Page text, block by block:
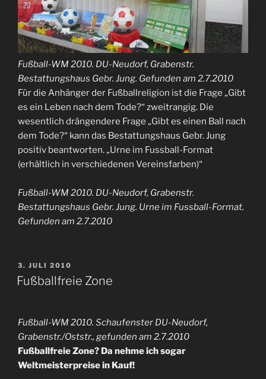
Fußball-WM 2010. DU-Neudorf, Grabenstr.
Bestattungshaus Gebr. Jung. Gefunden am 2.7.2010
Für die Anhänger der Fußballreligion ist die Frage „Gibt
es ein Leben nach dem Tode?“ zweitrangig. Die
wesentlich drängendere Frage „Gibt es einen Ball nach
dem Tode?“ kann das Bestattungshaus Gebr. Jung
positiv beantworten. „Urne im Fussball-Format
(erhältlich in verschiedenen Vereinsfarben)“
Fußball-WM 2010. DU-Neudorf, Grabenstr.
Bestattungshaus Gebr. Jung. Urne im Fussball-Format.
Gefunden am 2.7.2010
VERÖFFENTLICHT
AM
3. JULI 2010
Fußballfreie Zone
Fußball-WM 2010. Schaufenster DU-Neudorf,
Grabenstr./Oststr., gefunden am 2.7.2010
Fußballfreie Zone? Da nehme ich sogar
Weltmeisterpreise in Kauf!